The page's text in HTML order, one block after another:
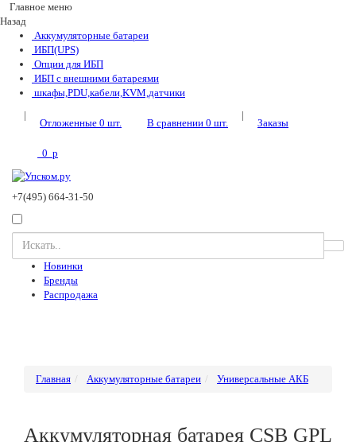
Главное меню
Назад
Аккумуляторные батареи
ИБП(UPS)
Опции для ИБП
ИБП с внешними батареями
шкафы,PDU,кабели,KVM,датчики
|
Отложенные 0 шт. В сравнении 0 шт.
|
Заказы
0 p
+7(495) 664-31-50
Новинки
Бренды
Распродажа
Главная Аккумуляторные батареи Универсальные АКБ
Аккумуляторная батарея CSB GPL